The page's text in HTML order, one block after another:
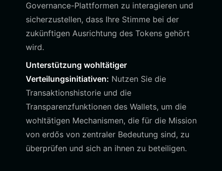
Governance-Plattformen zu interagieren und
sicherzustellen, dass Ihre Stimme bei der
zukünftigen Ausrichtung des Tokens gehört
wird.
Unterstützung wohltätiger
Verteilungsinitiativen: Nutzen Sie die
Transaktionshistorie und die
Transparenzfunktionen des Wallets, um die
wohltätigen Mechanismen, die für die Mission
von erdős von zentraler Bedeutung sind, zu
überprüfen und sich an ihnen zu beteiligen.